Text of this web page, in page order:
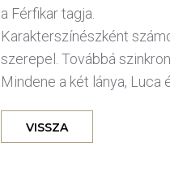
a Férfikar tagja.
Karakterszínészként
szerepel. Továbbá
Mindene a két lánya, Luca
VISSZA